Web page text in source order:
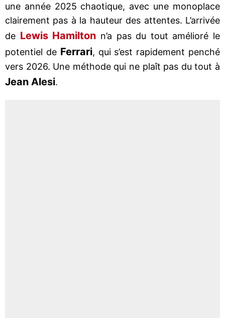
une année 2025 chaotique, avec une monoplace
clairement pas à la hauteur des attentes. L’arrivée
de Lewis Hamilton n’a pas du tout amélioré le
potentiel de Ferrari, qui s’est rapidement penché
vers 2026. Une méthode qui ne plaît pas du tout à
Jean Alesi.